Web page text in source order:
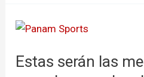
Estas serán las
Estas
las